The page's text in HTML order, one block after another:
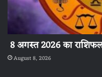
8 अगस्त 2026 का
August 8, 2026